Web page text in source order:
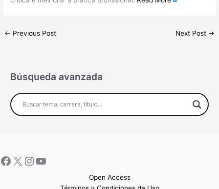
← Previous Post Next Post →
Búsqueda avanzada
Open Access